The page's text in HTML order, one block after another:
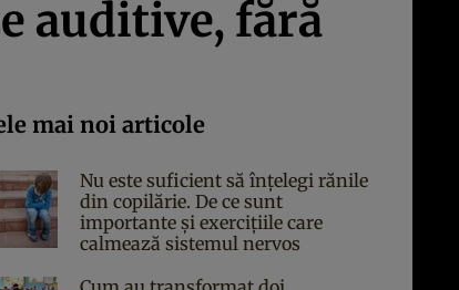
auditive, fără
mai noi articole
Nu este suficient să înțelegi rănile
din copilărie. De ce sunt
importante și exercițiile care
calmează sistemul nervos